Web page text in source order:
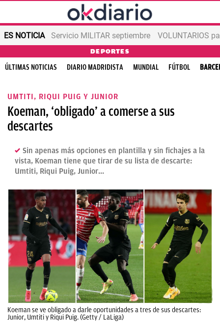
ES NOTICIA Servicio MILITAR septiembre VOLUNTARIOS
DEPORTES
ÚLTIMAS NOTICIAS DIARIO MADRIDISTA MUNDIAL FÚTBOL
UMTITI, RIQUI PUIG Y JUNIOR
Koeman, ‘obligado’ a comerse a sus
descartes
Sin apenas más opciones en plantilla y sin fichajes a la
vista, Koeman tiene que tirar de su lista de descarte:
Umtiti, Riqui Puig, Junior...
Koeman se ve obligado a darle oportunidades a tres de sus descartes:
Junior, Umtiti y Riqui Puig. (Getty / LaLiga)